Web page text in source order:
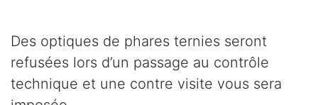
Des optiques de phares ternies seront
refusées lors d’un passage au contrôle
technique et une contre visite vous sera